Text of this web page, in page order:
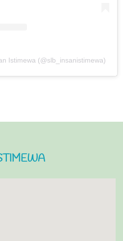
Istimewa (@slb_insanistimewa)